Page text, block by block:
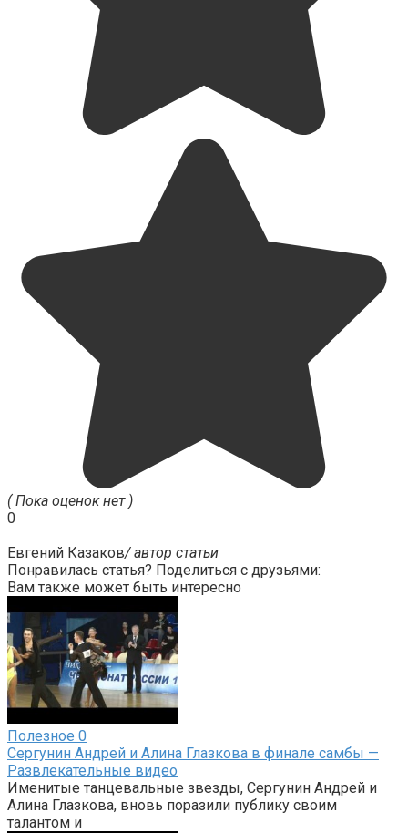
( Пока оценок нет )
0
Евгений Казаков/ автор статьи
Понравилась статья? Поделиться с друзьями:
Вам также может быть интересно
Полезное 0
Сергунин Андрей и Алина Глазкова в финале самбы —
Развлекательные видео
Именитые танцевальные звезды, Сергунин Андрей и
Алина Глазкова, вновь поразили публику своим
талантом и